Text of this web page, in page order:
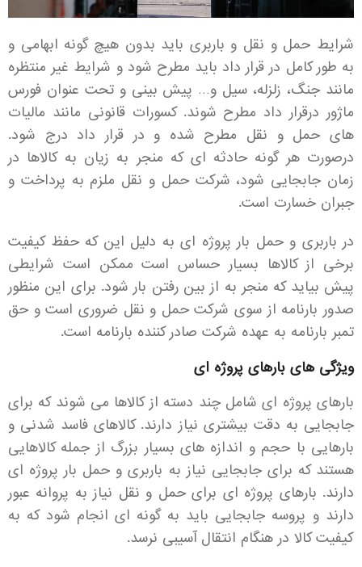
شرایط حمل و نقل و باربری باید بدون هیچ گونه ابهامی و
به طور کامل در قرار داد باید مطرح شود و شرایط غیر منتظره
مانند جنگ، زلزله، سیل و… پیش بینی و تحت عنوان فورس
ماژور درقرار داد مطرح شوند. کسورات قانونی مانند مالیات
های حمل و نقل مطرح شده و در قرار داد درج شود.
درصورت هر گونه حادثه ای که منجر به زیان به کالاها در
زمان جابجایی شود، شرکت حمل و نقل ملزم به پرداخت و
جبران خسارت است.
در باربری و حمل بار پروژه ای به دلیل این که حفظ کیفیت
برخی از کالاها بسیار حساس است ممکن است شرایطی
پیش بیاید که منجر به از بین رفتن بار شود. برای این منظور
صدور بارنامه از سوی شرکت حمل و نقل ضروری است و حق
تمبر بارنامه به عهده شرکت صادر کننده بارنامه است.
ویژگی های بارهای پروژه ای
بارهای پروژه ای شامل چند دسته از کالاها می شوند که برای
جابجایی به دقت بیشتری نیاز دارند. کالاهای فاسد شدنی و
بارهایی با حجم و اندازه های بسیار بزرگ از جمله کالاهایی
هستند که برای جابجایی نیاز به باربری و حمل بار پروژه ای
دارند. بارهای پروژه ای برای حمل و نقل نیاز به پروانه عبور
دارند و پروسه جابجایی باید به گونه ای انجام شود که به
کیفیت کالا در هنگام انتقال آسیبی نرسد.